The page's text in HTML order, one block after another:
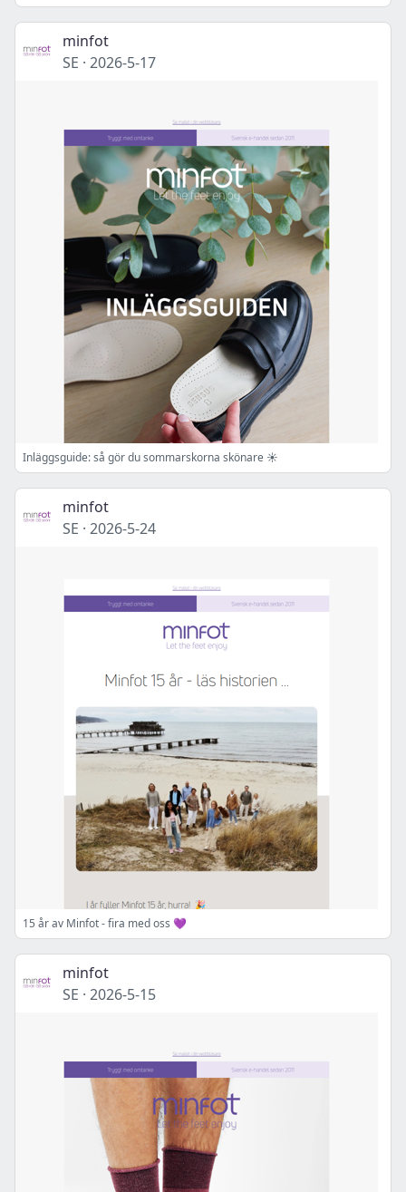
minfot
SE · 2026-5-17
Inläggsguide: så gör du sommarskorna skönare ☀️
minfot
SE · 2026-5-24
15 år av Minfot - fira med oss 💜
minfot
SE · 2026-5-15